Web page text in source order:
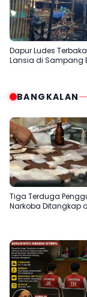
Dapur Ludes
Lansia di Sampang
BANGKALAN
Tiga Terduga
Narkoba Ditangkap